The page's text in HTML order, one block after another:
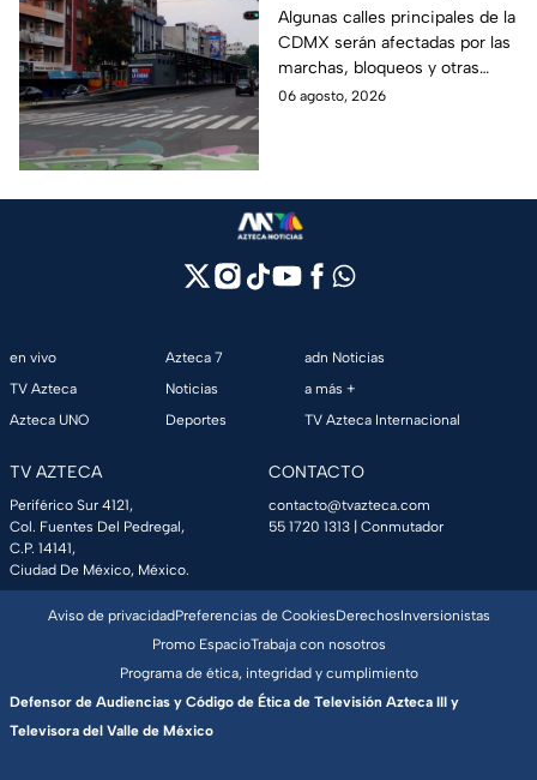
bloqueos afectan
circulación este jueves;
rutas alternas
Algunas calles principales de la
CDMX serán afectadas por las
marchas, bloqueos y otras
protestas de este jueves;
06 agosto, 2026
en vivo
TV Azteca
Azteca UNO
Azteca 7
Noticias
Deportes
adn Noticias
a más +
TV Azteca Internacional
TV AZTECA
Periférico Sur 4121,
Col. Fuentes Del Pedregal,
C.P. 14141,
Ciudad De México, México.
CONTACTO
contacto@tvazteca.com
55 1720 1313 | Conmutador
Aviso de privacidadPreferencias de CookiesDerechosInversionistas
Promo EspacioTrabaja con nosotros
Programa de ética, integridad y cumplimiento
Defensor de Audiencias y Código de Ética de Televisión Azteca III y
Televisora del Valle de México